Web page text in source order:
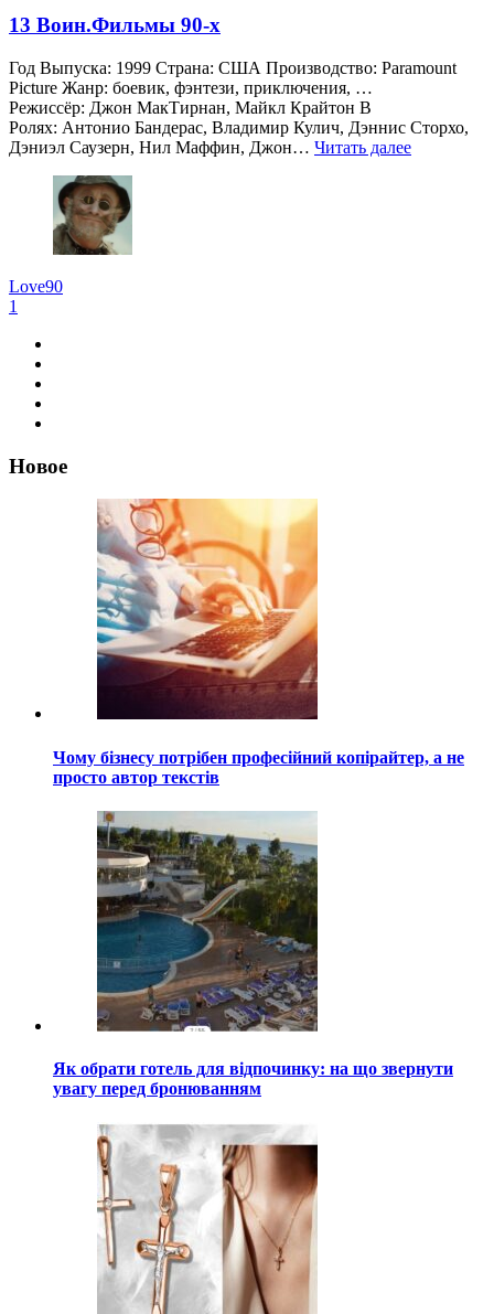
13 Воин.Фильмы 90-х
Год Выпуска: 1999 Страна: США Производство: Paramount
Picture Жанр: боевик, фэнтези, приключения, …
Режиссёр: Джон МакТирнан, Майкл Крайтон В
Ролях: Антонио Бандерас, Владимир Кулич, Дэннис Сторхо,
Дэниэл Саузерн, Нил Маффин, Джон… Читать далее
Love90
1
Новое
Чому бізнесу потрібен професійний копірайтер, а не
просто автор текстів
Як обрати готель для відпочинку: на що звернути
увагу перед бронюванням